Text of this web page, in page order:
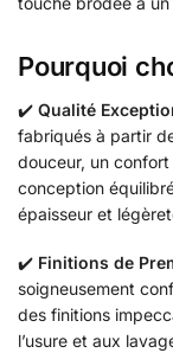
Pourquoi
✔️ Qualité
fabriqués à partir
douceur, un
conception
épaisseur et
✔️ Finitions de
soigneusement
des finitions
l’usure et aux